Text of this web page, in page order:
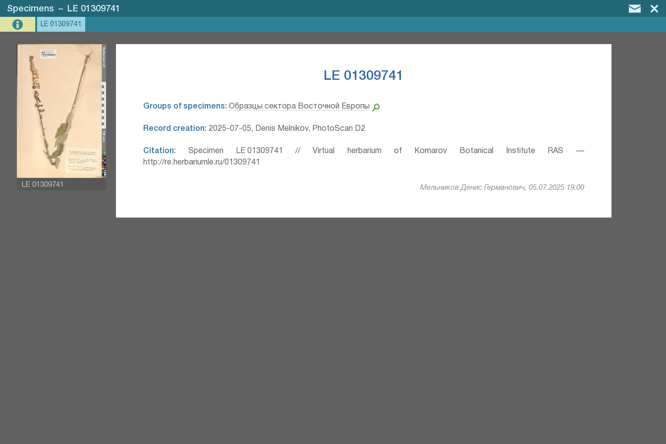
Specimens – LE 01309741
LE 01309741
LE 01309741
LE 01309741
Groups of specimens: Образцы сектора Восточной Европы
Record creation: 2025-07-05, Denis Melnikov, PhotoScan D2
Citation: Specimen LE 01309741 // Virtual herbarium of Komarov Botanical Institute RAS —
http://re.herbariumle.ru/01309741
Мельников Денис Германович, 05.07.2025 19:00